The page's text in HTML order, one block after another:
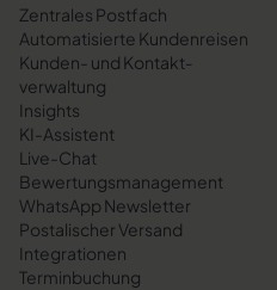
Zentrales Postfach
Automatisierte Kundenreisen
Kunden- und Kontakt­
verwaltung
Insights
KI-Assistent
Live-Chat
Bewertungs­management
WhatsApp Newsletter
Postalischer Versand
Integrationen
Terminbuchung